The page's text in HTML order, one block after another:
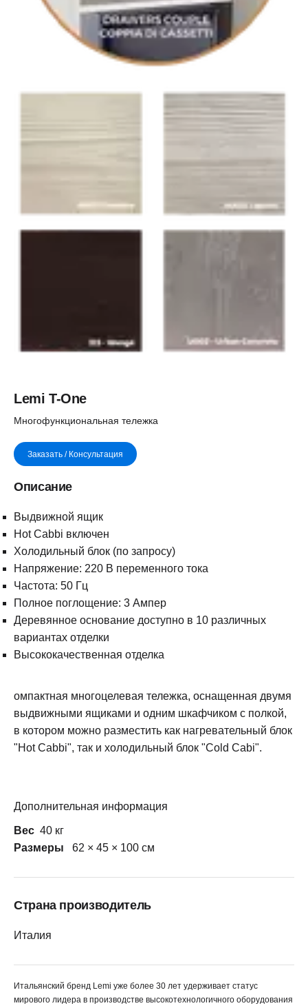
Lemi T-One
Многофункциональная тележка
Заказать / Консультация
Описание
Выдвижной ящик
Hot Cabbi включен
Холодильный блок (по запросу)
Напряжение: 220 В переменного тока
Частота: 50 Гц
Полное поглощение: 3 Ампер
Деревянное основание доступно в 10 различных
вариантах отделки
Высококачественная отделка
омпактная многоцелевая тележка, оснащенная двумя
выдвижными ящиками и одним шкафчиком с полкой,
в котором можно разместить как нагревательный блок
"Hot Cabbi", так и холодильный блок "Cold Cabi".
Дополнительная информация
Вес 40 кг
Размеры
62 × 45 × 100 см
Страна производитель
Италия
Итальянский бренд Lemi уже более 30 лет удерживает статус
мирового лидера в производстве высокотехнологичного оборудования